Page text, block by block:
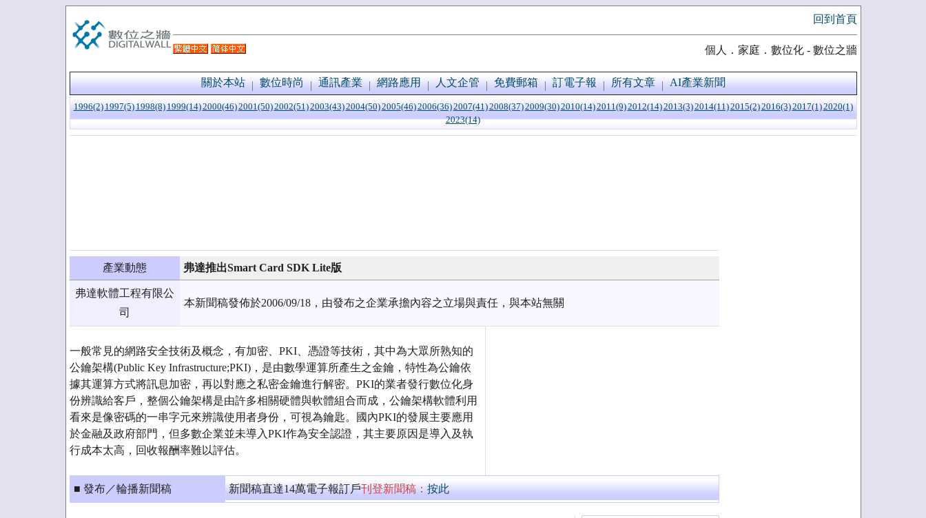
回到首頁
個人．家庭．數位化 - 數位之牆
關於本站 數位時尚 通訊產業 網路應用 人文企管 免費郵箱 訂電子報 所有文章 AI產業新聞
1996(2) 1997(5) 1998(8) 1999(14)2000(46)2001(50)2002(51)2003(43)2004(50)2005(46)2006(36)2007(41)2008(37)2009(30)2010(14)2011(9)2012(14)2013(3)2014(11)2015(2)2016(3)2017(1)2020(1)
2023(14)
產業動態 弗達推出Smart Card SDK Lite版
弗達軟體工程有限公
司
本新聞稿發佈於2006/09/18，由發布之企業承擔內容之立場與責任，與本站無關
一般常見的網路安全技術及概念，有加密、PKI、憑證等技術，其中為大眾所熟知的
公鑰架構(Public Key Infrastructure;PKI)，是由數學運算所產生之金鑰，特性為公鑰依
據其運算方式將訊息加密，再以對應之私密金鑰進行解密。PKI的業者發行數位化身
份辨識給客戶，整個公鑰架構是由許多相關硬體與軟體組合而成，公鑰架構軟體利用
看來是像密碼的一串字元來辨識使用者身份，可視為鑰匙。國內PKI的發展主要應用
於金融及政府部門，但多數企業並未導入PKI作為安全認證，其主要原因是導入及執
行成本太高，回收報酬率難以評估。
■ 發布／輪播新聞稿 新聞稿直達14萬電子報訂戶刊登新聞稿：按此